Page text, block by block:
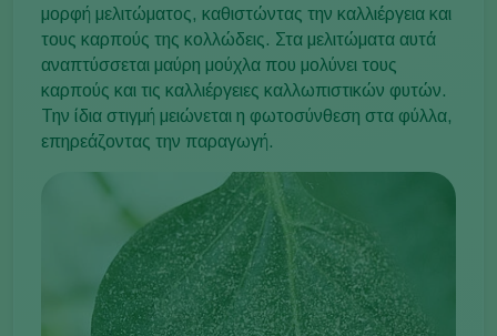
μορφή μελιτώματος, καθιστώντας την καλλιέργεια και
τους καρπούς της κολλώδεις. Στα μελιτώματα αυτά
αναπτύσσεται μαύρη μούχλα που μολύνει τους
καρπούς και τις καλλιέργειες καλλωπιστικών φυτών.
Την ίδια στιγμή μειώνεται η φωτοσύνθεση στα φύλλα,
επηρεάζοντας την παραγωγή.